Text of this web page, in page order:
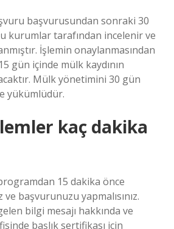
başvurusundan sonraki 30
kurumlar tarafından incelenir ve
İşlemin onaylanmasından
gün içinde mülk kaydının
Mülk yönetimini 30 gün
yükümlüdür.
kaç dakika
15 dakika önce
ve başvurunuzu yapmalısınız.
bilgi mesajı hakkında ve
başlık sertifikası için